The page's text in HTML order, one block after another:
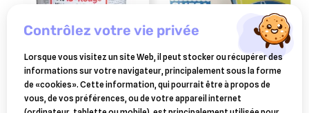
OSALIA
vit'i 5 rouge chien chat 600
gr
BOEHRINGER INGELHEIM
seraquin omega chien
pochette 30 comprimés
contrôlez votre vie privée
Lorsque vous visitez un site Web, il peut stocker ou récupérer des
informations sur votre navigateur, principalement sous la forme
de «cookies». Cette information, qui pourrait être à propos de
vous, de vos préférences, ou de votre appareil internet